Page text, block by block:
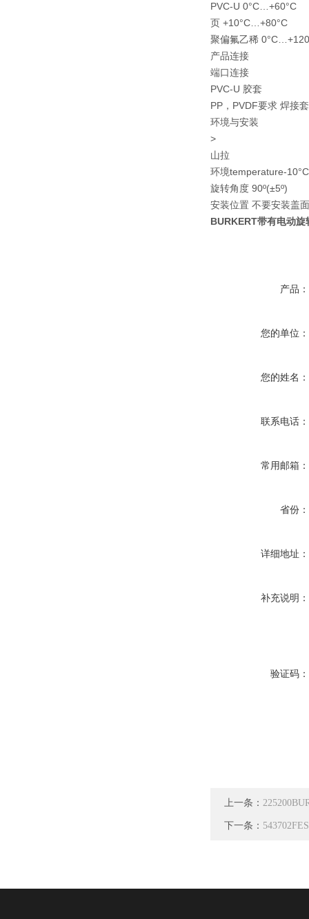
PVC-U 0°C…+60°C
页 +10°C…+80°C
聚偏氟乙稀
产品连接
端口连接
PVC-U 胶套
PP，PVDF要求 焊接
环境与安装
>
山拉
环境temperature-
旋转角度 90º(±5º)
安装位置 不要安装盖
BURKERT带有电动
产品：
您的单位：
您的姓名：
联系电话：
常用邮箱：
省份：
详细地址：
补充说明：
验证码：
上一条：
下一条：